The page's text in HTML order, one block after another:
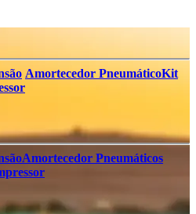
Amortecedor PneumáticoKit
Amortecedor Pneumáticos